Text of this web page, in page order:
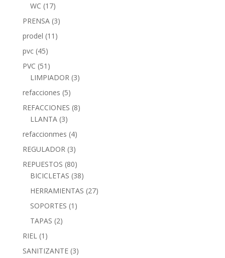
WC (17)
PRENSA (3)
prodel (11)
pvc (45)
PVC (51)
LIMPIADOR (3)
refacciones (5)
REFACCIONES (8)
LLANTA (3)
refaccionmes (4)
REGULADOR (3)
REPUESTOS (80)
BICICLETAS (38)
HERRAMIENTAS (27)
SOPORTES (1)
TAPAS (2)
RIEL (1)
SANITIZANTE (3)